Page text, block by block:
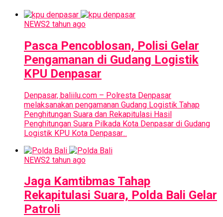
NEWS2 tahun ago
Pasca Pencoblosan, Polisi Gelar
Pengamanan di Gudang Logistik
KPU Denpasar
Denpasar, baliilu.com – Polresta Denpasar
melaksanakan pengamanan Gudang Logistik Tahap
Penghitungan Suara dan Rekapitulasi Hasil
Penghitungan Suara Pilkada Kota Denpasar di Gudang
Logistik KPU Kota Denpasar...
NEWS2 tahun ago
Jaga Kamtibmas Tahap
Rekapitulasi Suara, Polda Bali Gelar
Patroli